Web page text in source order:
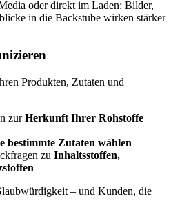
oder direkt im Laden: Bilder,
in die Backstube wirken stärker
Produkten, Zutaten und
zurHerkunft Ihrer Rohstoffe
bestimmte Zutaten wählen
zu Inhaltsstoffen,
– und Kunden, die